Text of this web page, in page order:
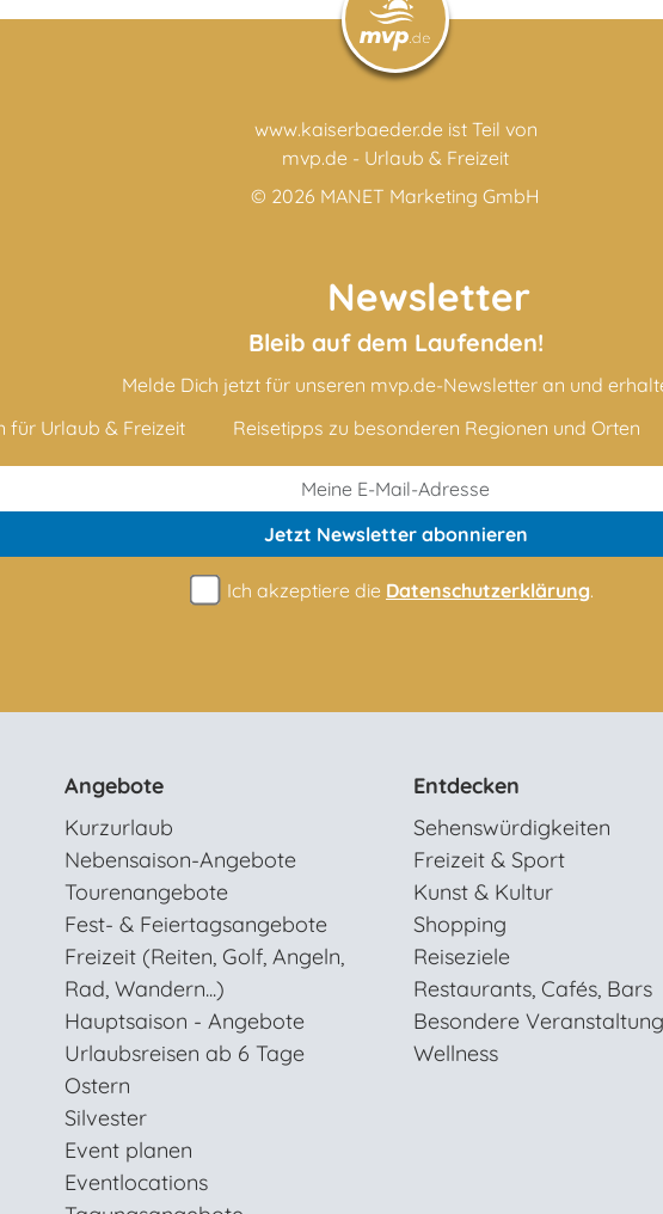
www.kaiserbaeder.de ist Teil von
mvp.de - Urlaub & Freizeit
© 2026 MANET Marketing GmbH
Newsletter
Bleib auf dem Laufenden!
Melde Dich jetzt für unseren mvp.de-Newsletter an und
für Urlaub & Freizeit
Reisetipps zu besonderen Regionen und Orten
Jetzt Newsletterabonnieren
Ich akzeptiere die Datenschutzerklärung.
Angebote
Kurzurlaub
Nebensaison-Angebote
Tourenangebote
Fest- & Feiertagsangebote
Freizeit (Reiten, Golf, Angeln,
Rad, Wandern...)
Hauptsaison - Angebote
Urlaubsreisen ab 6 Tage
Ostern
Silvester
Event planen
Eventlocations
Entdecken
Sehenswürdigkeiten
Freizeit & Sport
Kunst & Kultur
Shopping
Reiseziele
Restaurants, Cafés, Bars
Besondere
Wellness